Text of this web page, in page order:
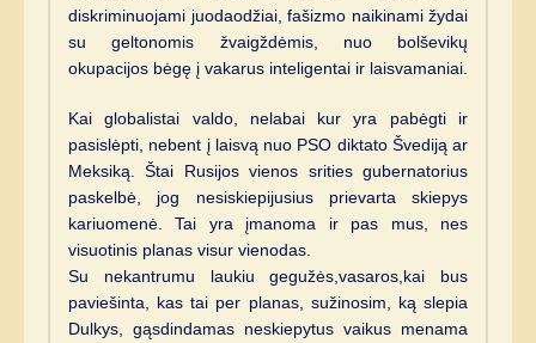
diskriminuojami juodaodžiai, fašizmo naikinami žydai
su geltonomis žvaigždėmis, nuo bolševikų
okupacijos bėgę į vakarus inteligentai ir laisvamaniai.
Kai globalistai valdo, nelabai kur yra pabėgti ir
pasislėpti, nebent į laisvą nuo PSO diktato Švediją ar
Meksiką. Štai Rusijos vienos srities gubernatorius
paskelbė, jog nesiskiepijusius prievarta skiepys
kariuomenė. Tai yra įmanoma ir pas mus, nes
visuotinis planas visur vienodas.
Su nekantrumu laukiu gegužės,vasaros,kai bus
paviešinta, kas tai per planas, sužinosim, ką slepia
Dulkys, gąsdindamas neskiepytus vaikus menama